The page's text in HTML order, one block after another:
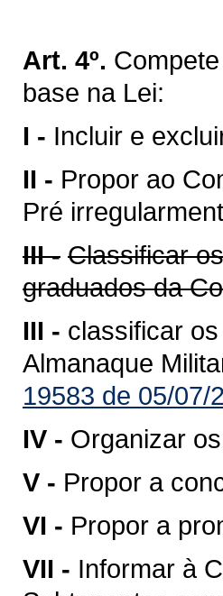
Art. 4º.
base na Lei:
I - Incluir e
II - Propor ao
Pré
III - Classificar
graduados da
III - classificar
Almanaque
19583 de 05/07/
IV - Organizar
V - Propor a
VI - Propor a
VII - Informar à